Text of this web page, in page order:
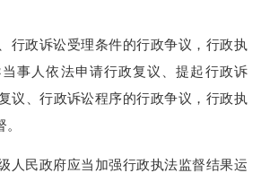
行政诉讼受理条件的行政争议，行政执
事人依法申请行政复议、提起行政诉
议、行政诉讼程序的行政争议，行政执
人民政府应当加强行政执法监督结果运